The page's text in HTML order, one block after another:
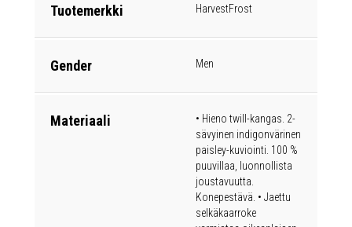
Tuotemerkki HarvestFrost
Gender Men
Materiaali
• Hieno twill-kangas. 2-
sävyinen indigonvärinen
paisley-kuviointi. 100 %
puuvillaa, luonnollista
joustavuutta.
Konepestävä. • Jaettu
selkäkaarroke